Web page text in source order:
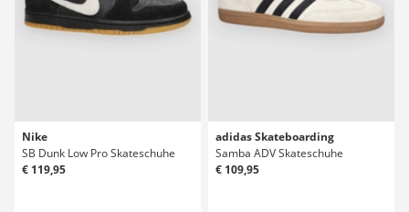
Nike
SB Dunk Low Pro Skateschuhe
€ 119,95
adidas Skateboarding
Samba ADV Skateschuhe
€ 109,95